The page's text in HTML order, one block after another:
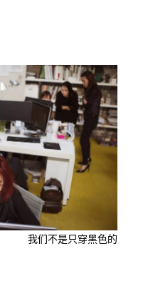
我们不是只穿黑色的